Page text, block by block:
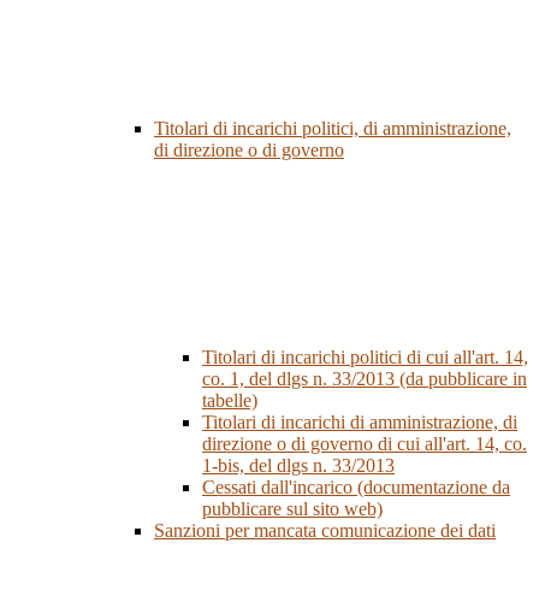
Titolari di incarichi politici, di amministrazione,
di direzione o di governo
Titolari di incarichi politici di cui all'art. 14,
co. 1, del dlgs n. 33/2013 (da pubblicare in
tabelle)
Titolari di incarichi di amministrazione, di
direzione o di governo di cui all'art. 14, co.
1-bis, del dlgs n. 33/2013
Cessati dall'incarico (documentazione da
pubblicare sul sito web)
Sanzioni per mancata comunicazione dei dati